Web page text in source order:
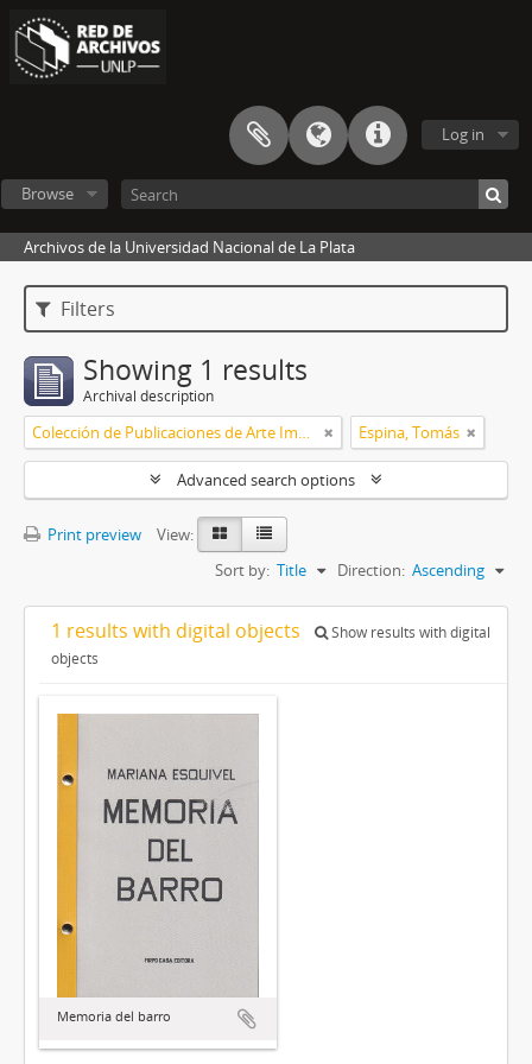
Log in
Browse
Archivos de la Universidad Nacional de La Plata
Filters
Showing 1 results
Archival description
Colección de Publicaciones de Arte Impreso Espina, Tomás
Advanced search options
Print preview
View:
Sort by: Title Direction: Ascending
1 results with digital objects
Show results with digital
objects
Memoria del barro